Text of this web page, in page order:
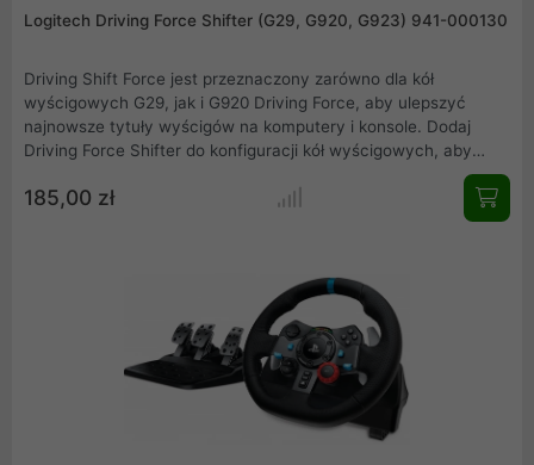
Logitech Driving Force Shifter (G29, G920, G923) 941-000130
Driving Shift Force jest przeznaczony zarówno dla kół
wyścigowych G29, jak i G920 Driving Force, aby ulepszyć
najnowsze tytuły wyścigów na komputery i konsole. Dodaj
Driving Force Shifter do konfiguracji kół wyścigowych, aby
ukończyć bieg, aby uzyskać bardziej realistyczne wrażenia.
Sześciobiegowa dźwignia zmiany biegów "H" porusza się
płynnie i solidnie wjeżdża do każdego biegu, ułatwiając płynne i
185,00 zł